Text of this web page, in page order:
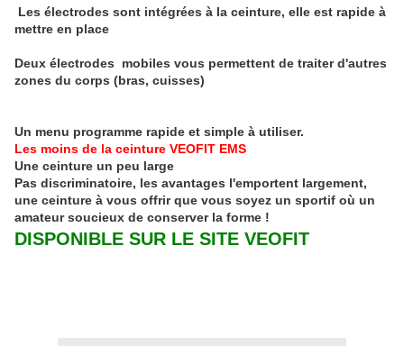
Les électrodes sont intégrées à la ceinture, elle est rapide à
mettre en place
Deux électrodes mobiles vous permettent de traiter d'autres
zones du corps (bras, cuisses)
Un menu programme rapide et simple à utiliser.
Les moins de la ceinture VEOFIT EMS
Une ceinture un peu large
Pas discriminatoire, les avantages l'emportent largement,
une ceinture à vous offrir que vous soyez un sportif où un
amateur soucieux de conserver la forme !
DISPONIBLE SUR LE SITE VEOFIT